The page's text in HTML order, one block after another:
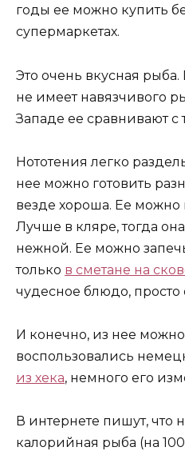
годы ее можно купить
супермаркетах.
Это очень вкусная
не имеет навязчивого
Западе ее сравнивают с
Нототения легко
нее можно готовить
везде хороша. Ее можно
Лучше в кляре, тогда
нежной. Ее можно
только в сметане на
чудесное блюдо,
И конечно, из нее
воспользовались
из хека, немного его
В интернете пишут, что
калорийная рыба (на